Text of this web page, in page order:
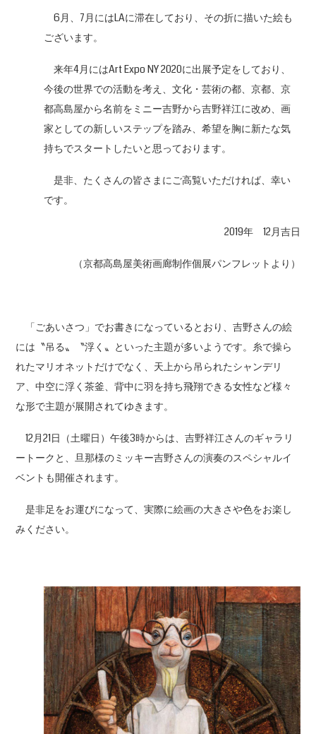
6月、7月にはLAに滞在しており、その折に描いた絵も
ございます。
来年4月にはArt Expo NY 2020に出展予定をしており、
今後の世界での活動を考え、文化・芸術の都、京都、京
都高島屋から名前をミニー吉野から吉野祥江に改め、画
家としての新しいステップを踏み、希望を胸に新たな気
持ちでスタートしたいと思っております。
是非、たくさんの皆さまにご高覧いただければ、幸い
です。
2019年 12月吉日
（京都高島屋美術画廊制作個展パンフレットより）
「ごあいさつ」でお書きになっているとおり、吉野さんの絵
には〝吊る〟〝浮く〟といった主題が多いようです。糸で操ら
れたマリオネットだけでなく、天上から吊られたシャンデリ
ア、中空に浮く茶釜、背中に羽を持ち飛翔できる女性など様々
な形で主題が展開されてゆきます。
12月21日（土曜日）午後3時からは、吉野祥江さんのギャラリ
ートークと、旦那様のミッキー吉野さんの演奏のスペシャルイ
ベントも開催されます。
是非足をお運びになって、実際に絵画の大きさや色をお楽し
みください。